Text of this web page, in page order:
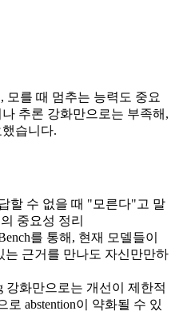
를 때 멈추는 능력도 중요
추론 강화만으로는 부족해,
습니다.
할 수 없을 때 "모른다"고 말
중요성 정리
를 통해, 현재 모델들이
는 근거를 만나도 자신만만하
강화만으로는 개선이 제한적
abstention이 약화될 수 있